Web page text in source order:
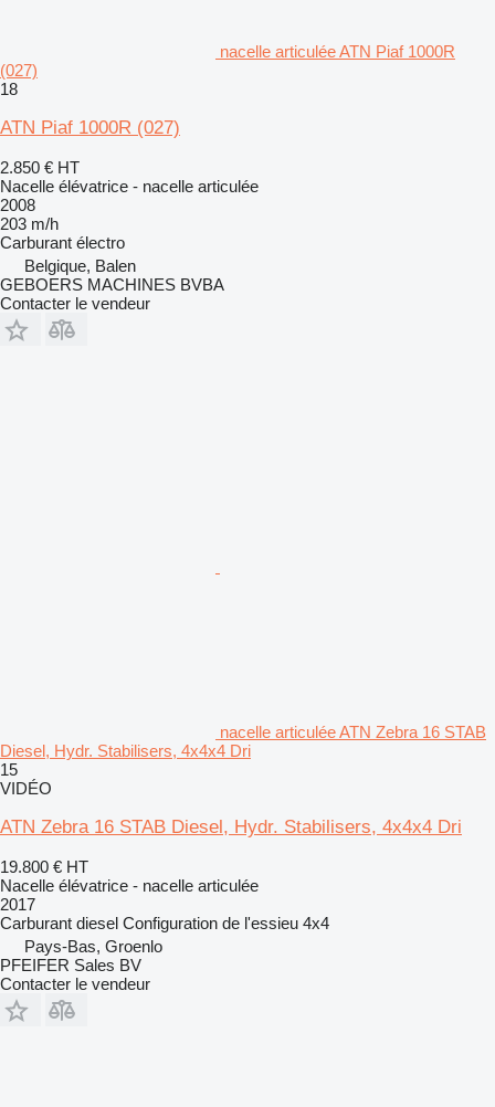
nacelle articulée ATN Piaf 1000R
(027)
18
ATN Piaf 1000R (027)
2.850 € HT
Nacelle élévatrice - nacelle articulée
2008
203 m/h
Carburant électro
Belgique, Balen
GEBOERS MACHINES BVBA
Contacter le vendeur
nacelle articulée ATN Zebra 16 STAB
Diesel, Hydr. Stabilisers, 4x4x4 Dri
15
VIDÉO
ATN Zebra 16 STAB Diesel, Hydr. Stabilisers, 4x4x4 Dri
19.800 € HT
Nacelle élévatrice - nacelle articulée
2017
Carburant diesel Configuration de l'essieu 4x4
Pays-Bas, Groenlo
PFEIFER Sales BV
Contacter le vendeur